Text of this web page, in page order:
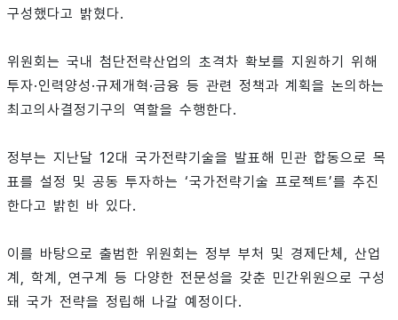
구성했다고 밝혔다.
위원회는 국내 첨단전략산업의 초격차 확보를 지원하기 위해
투자·인력양성·규제개혁·금융 등 관련 정책과 계획을 논의하는
최고의사결정기구의 역할을 수행한다.
정부는 지난달 12대 국가전략기술을 발표해 민관 합동으로 목
표를 설정 및 공동 투자하는 ‘국가전략기술 프로젝트’를 추진
한다고 밝힌 바 있다.
이를 바탕으로 출범한 위원회는 정부 부처 및 경제단체, 산업
계, 학계, 연구계 등 다양한 전문성을 갖춘 민간위원으로 구성
돼 국가 전략을 정립해 나갈 예정이다.